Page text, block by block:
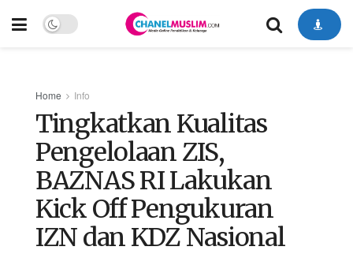
Home Info
Tingkatkan Kualitas
Pengelolaan ZIS,
BAZNAS RI Lakukan
Kick Off Pengukuran
IZN dan KDZ Nasional